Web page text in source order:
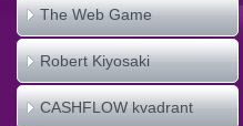
The Web Game
CASHFLOW
Robert Kiyosaki
CASHFLOW kvadrant